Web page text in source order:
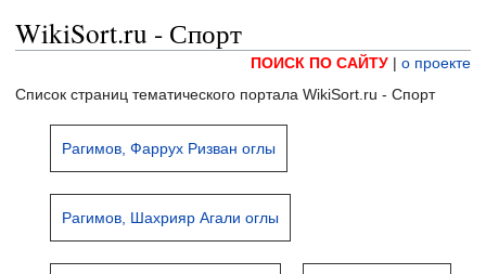
WikiSort.ru - Спорт
ПОИСК ПО САЙТУ | о проекте
Список страниц тематического портала WikiSort.ru - Спорт
Рагимов, Фаррух Ризван оглы
Рагимов, Шахрияр Агали оглы